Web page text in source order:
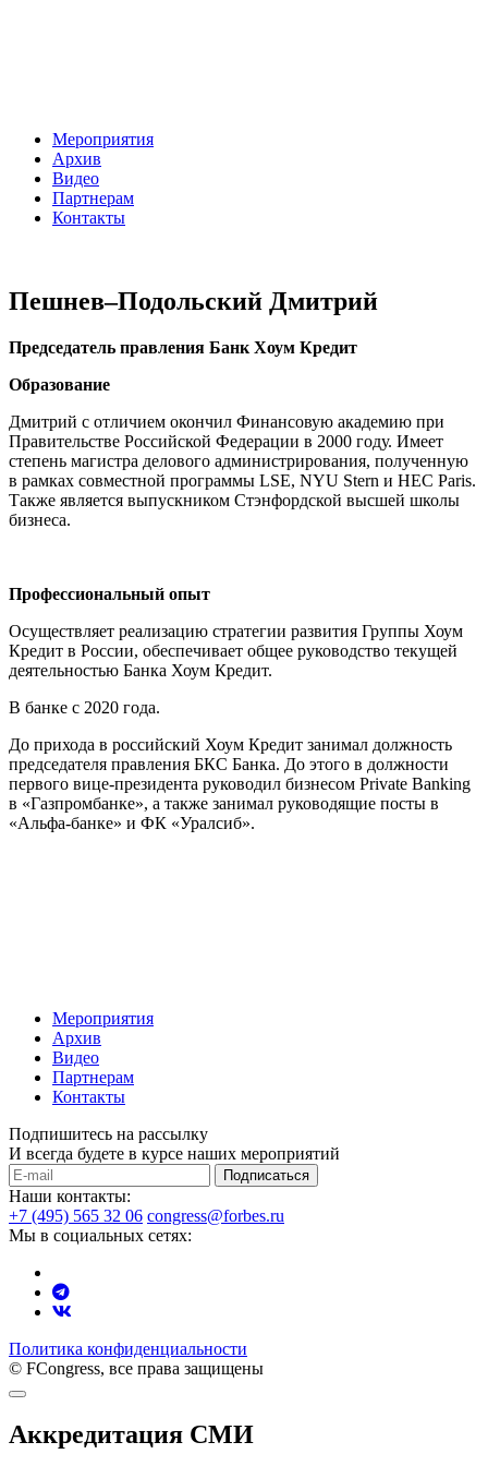
Мероприятия
Архив
Видео
Партнерам
Контакты
Пешнев–Подольский Дмитрий
Председатель правления Банк Хоум Кредит
Образование
Дмитрий с отличием окончил Финансовую академию при
Правительстве Российской Федерации в 2000 году. Имеет
степень магистра делового администрирования, полученную
в рамках совместной программы LSE, NYU Stern и HEC Paris.
Также является выпускником Стэнфордской высшей школы
бизнеса.
Профессиональный опыт
Осуществляет реализацию стратегии развития Группы Хоум
Кредит в России, обеспечивает общее руководство текущей
деятельностью Банка Хоум Кредит.
В банке с 2020 года.
До прихода в российский Хоум Кредит занимал должность
председателя правления БКС Банка. До этого в должности
первого вице-президента руководил бизнесом Private Banking
в «Газпромбанке», а также занимал руководящие посты в
«Альфа-банке» и ФК «Уралсиб».
Мероприятия
Архив
Видео
Партнерам
Контакты
Подпишитесь на рассылку
И всегда будете в курсе наших мероприятий
Подписаться
Наши контакты:
+7 (495) 565 32 06 congress@forbes.ru
Мы в социальных сетях:
Политика конфиденциальности
© FCongress, все права защищены
Аккредитация СМИ